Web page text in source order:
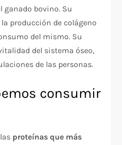
ganado bovino. Su
producción de colágeno
del mismo. Su
del sistema óseo,
de las personas.
consumir
proteínas que más